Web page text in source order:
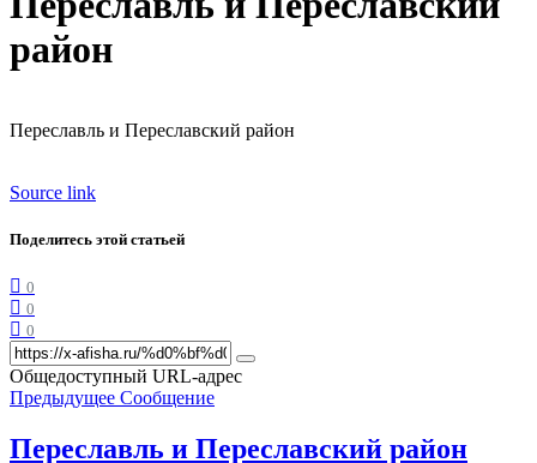
район
Переславль и Переславский район
Source link
Поделитесь этой статьей
0
0
0
Общедоступный URL-адрес
Предыдущее Сообщение
Переславль и Переславский район